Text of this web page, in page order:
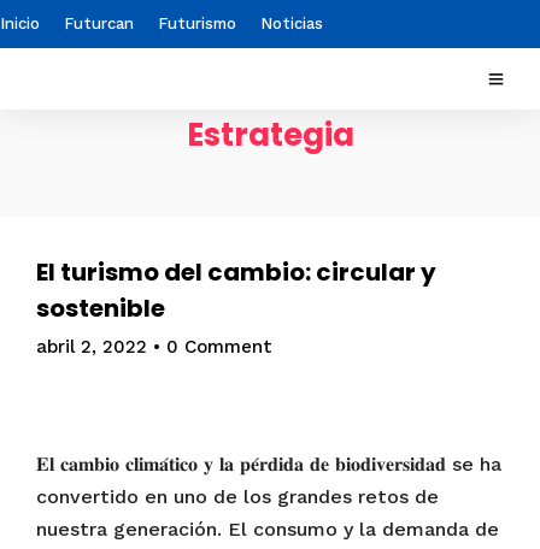
Inicio Futurcan Futurismo Noticias
Estrategia
El turismo del cambio: circular y
sostenible
abril 2, 2022 • 0 Comment
𝐄𝐥 𝐜𝐚𝐦𝐛𝐢𝐨 𝐜𝐥𝐢𝐦𝐚́𝐭𝐢𝐜𝐨 𝐲 𝐥𝐚 𝐩𝐞́𝐫𝐝𝐢𝐝𝐚 𝐝𝐞 𝐛𝐢𝐨𝐝𝐢𝐯𝐞𝐫𝐬𝐢𝐝𝐚𝐝 se ha
convertido en uno de los grandes retos de
nuestra generación. El consumo y la demanda de